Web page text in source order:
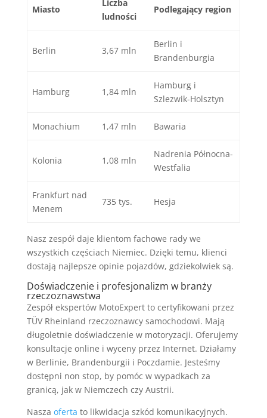
Miasto
Liczba
ludności
Podlegający region
Berlin 3,67 mln
Berlin i
Brandenburgia
Hamburg 1,84 mln
Hamburg i
Szlezwik-Holsztyn
Monachium 1,47 mln Bawaria
Kolonia 1,08 mln
Nadrenia Północna-
Westfalia
Frankfurt nad
Menem
735 tys. Hesja
Nasz zespół daje klientom fachowe rady we
wszystkich częściach Niemiec. Dzięki temu, klienci
dostają najlepsze opinie pojazdów, gdziekolwiek są.
Doświadczenie i profesjonalizm w branży
rzeczoznawstwa
Zespół ekspertów MotoExpert to certyfikowani przez
TÜV Rheinland rzeczoznawcy samochodowi. Mają
długoletnie doświadczenie w motoryzacji. Oferujemy
konsultacje online i wyceny przez Internet. Działamy
w Berlinie, Brandenburgii i Poczdamie. Jesteśmy
dostępni non stop, by pomóc w wypadkach za
granicą, jak w Niemczech czy Austrii.
Nasza oferta to likwidacja szkód komunikacyjnych.